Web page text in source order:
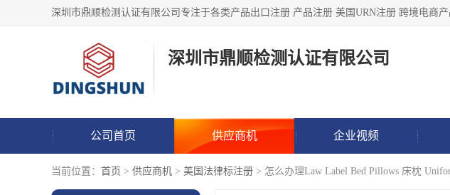
深圳市鼎顺检测认证有限公司
公司首页 供应商机 企业视频
当前位置： 首页 > 供应商机 > 美国法律标注册 > 怎么办理Law Label Bed Pillows 床枕